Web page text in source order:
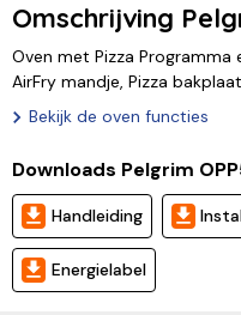
Omschrijving
Oven met Pizza Programma
AirFry mandje, Pizza
Bekijk de oven functies
Downloads Pelgrim
Handleiding
Energielabel